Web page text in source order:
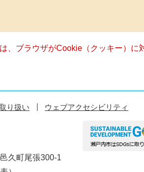
ブラウザがCookie（クッキー）に
り扱い ウェブアクセシビリティ
久町尾張300-1